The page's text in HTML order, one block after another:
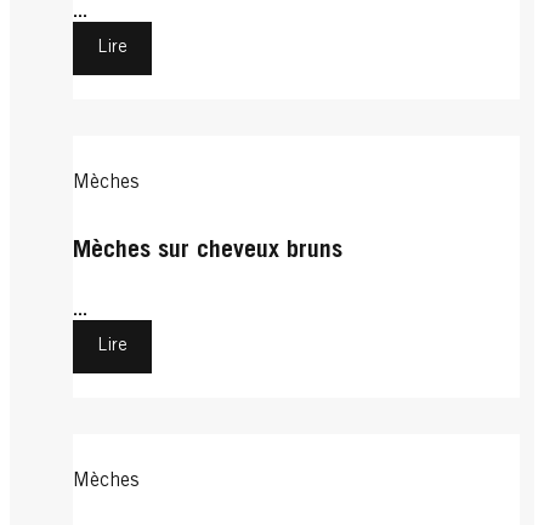
...
Lire
Mèches
Mèches sur cheveux bruns
...
Lire
Mèches